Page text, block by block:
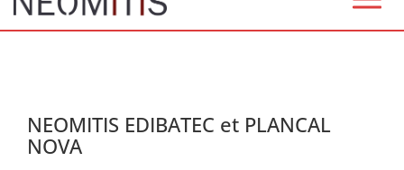
NEOMITIS EDIBATEC et PLANCAL
NOVA